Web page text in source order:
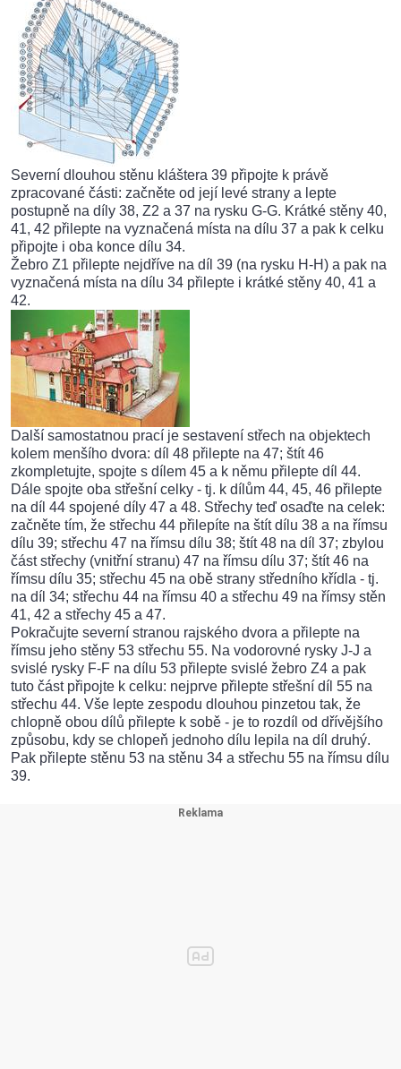
Severní dlouhou stěnu kláštera 39 připojte k právě
zpracované části: začněte od její levé strany a lepte
postupně na díly 38, Z2 a 37 na rysku G-G. Krátké stěny 40,
41, 42 přilepte na vyznačená místa na dílu 37 a pak k celku
připojte i oba konce dílu 34.
Žebro Z1 přilepte nejdříve na díl 39 (na rysku H-H) a pak na
vyznačená místa na dílu 34 přilepte i krátké stěny 40, 41 a
42.
Další samostatnou prací je sestavení střech na objektech
kolem menšího dvora: díl 48 přilepte na 47; štít 46
zkompletujte, spojte s dílem 45 a k němu přilepte díl 44.
Dále spojte oba střešní celky - tj. k dílům 44, 45, 46 přilepte
na díl 44 spojené díly 47 a 48. Střechy teď osaďte na celek:
začněte tím, že střechu 44 přilepíte na štít dílu 38 a na římsu
dílu 39; střechu 47 na římsu dílu 38; štít 48 na díl 37; zbylou
část střechy (vnitřní stranu) 47 na římsu dílu 37; štít 46 na
římsu dílu 35; střechu 45 na obě strany středního křídla - tj.
na díl 34; střechu 44 na římsu 40 a střechu 49 na římsy stěn
41, 42 a střechy 45 a 47.
Pokračujte severní stranou rajského dvora a přilepte na
římsu jeho stěny 53 střechu 55. Na vodorovné rysky J-J a
svislé rysky F-F na dílu 53 přilepte svislé žebro Z4 a pak
tuto část připojte k celku: nejprve přilepte střešní díl 55 na
střechu 44. Vše lepte zespodu dlouhou pinzetou tak, že
chlopně obou dílů přilepte k sobě - je to rozdíl od dřívějšího
způsobu, kdy se chlopeň jednoho dílu lepila na díl druhý.
Pak přilepte stěnu 53 na stěnu 34 a střechu 55 na římsu dílu
39.